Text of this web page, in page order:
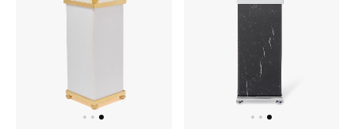
أبرز المصممين
تسوقوا التشكيلة